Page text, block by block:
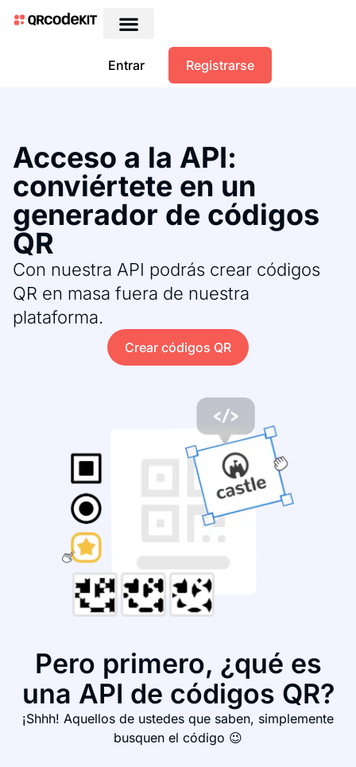
Entrar Registrarse
Acceso a la API:
conviértete en un
generador de códigos
QR
Con nuestra API podrás crear códigos
QR en masa fuera de nuestra
plataforma.
Crear códigos QR
Pero primero, ¿qué es
una API de códigos QR?
¡Shhh! Aquellos de ustedes que saben, simplemente
busquen el código 😉